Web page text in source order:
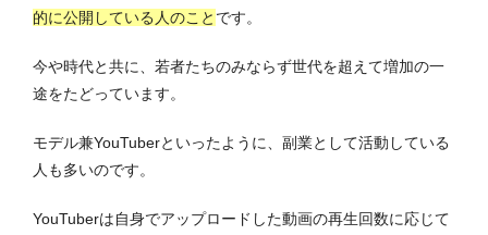
的に公開している人のこと です。
今や時代と共に、若者たちのみならず世代を超えて増加の一
途をたどっています。
モデル兼YouTuberといったように、副業として活動している
人も多いのです。
YouTuberは自身でアップロードした動画の再生回数に応じて